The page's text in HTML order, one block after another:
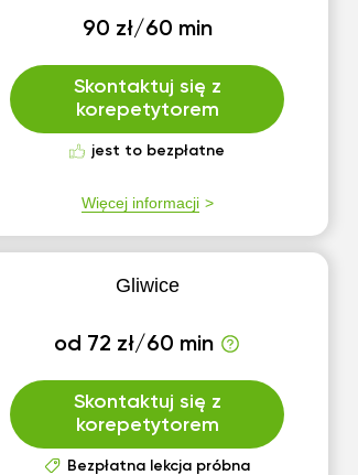
90 zł/60 min
Skontaktuj się z
korepetytorem
jest to bezpłatne
Więcej informacji
Gliwice
od 72 zł/60 min
Skontaktuj się z
korepetytorem
Bezpłatna lekcja próbna